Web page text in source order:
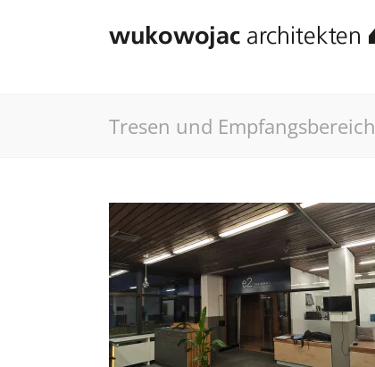
Tresen und Empfangsbereich